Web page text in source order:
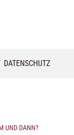
DATENSCHUTZ
UND DANN?